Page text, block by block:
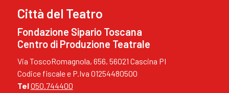
Città del Teatro
Fondazione Sipario Toscana
Centro di Produzione Teatrale
Via ToscoRomagnola, 656, 56021 Cascina PI
Codice fiscale e P.Iva 01254480500
Tel050.744400